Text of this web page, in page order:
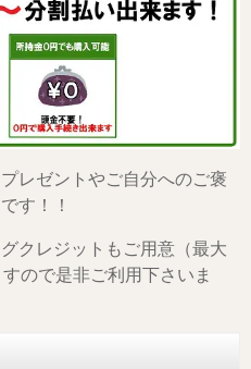
レゼントやご自分へのご褒
す！！
クレジットもご用意（最大
ので是非ご利用下さいま